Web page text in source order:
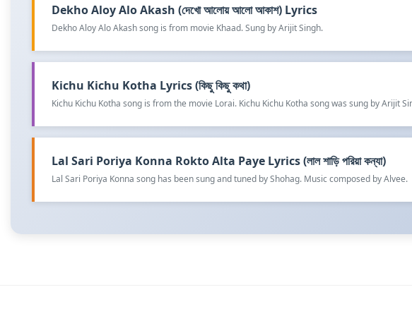
Dekho Aloy Alo Akash (দেখো আলোয় আলো আকাশ) Lyrics
Dekho Aloy Alo Akash song is from movie Khaad. Sung by Arijit Singh.
Kichu Kichu Kotha Lyrics (কিছু কিছু কথা)
Kichu Kichu Kotha song is from the movie Lorai. Kichu Kichu Kotha song was sung by Arijit
Lal Sari Poriya Konna Rokto Alta Paye Lyrics (লাল শাড়ি পরিয়া কন্যা)
Lal Sari Poriya Konna song has been sung and tuned by Shohag. Music composed by Alvee.